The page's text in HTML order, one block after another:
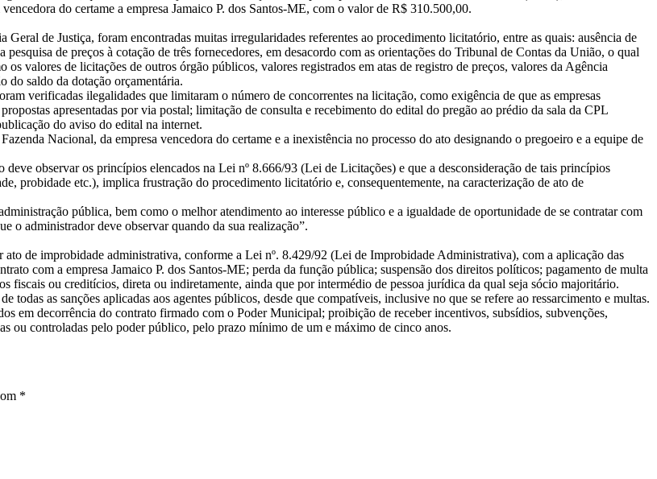
do certame a empresa Jamaico P. dos Santos-ME, com o valor de R$ 310.500,00.
de Justiça, foram encontradas muitas irregularidades referentes ao procedimento licitatório, entre as quais: ausência de
de preços à cotação de três fornecedores, em desacordo com as orientações do Tribunal de Contas da União, o qual
os valores de licitações de outros órgão públicos, valores registrados em atas de registro de preços, valores da Agência
do saldo da dotação orçamentária.
verificadas ilegalidades que limitaram o número de concorrentes na licitação, como exigência de que as empresas
apresentadas por via postal; limitação de consulta e recebimento do edital do pregão ao prédio da sala da CPL
do aviso do edital na internet.
Nacional, da empresa vencedora do certame e a inexistência no processo do ato designando o pregoeiro e a equipe de
observar os princípios elencados na Lei nº 8.666/93 (Lei de Licitações) e que a desconsideração de tais princípios
probidade etc.), implica frustração do procedimento licitatório e, consequentemente, na caracterização de ato de
pública, bem como o melhor atendimento ao interesse público e a igualdade de oportunidade de se contratar com
o administrador deve observar quando da sua realização”.
de improbidade administrativa, conforme a Lei nº. 8.429/92 (Lei de Improbidade Administrativa), com a aplicação das
com a empresa Jamaico P. dos Santos-ME; perda da função pública; suspensão dos direitos políticos; pagamento de multa
ou creditícios, direta ou indiretamente, ainda que por intermédio de pessoa jurídica da qual seja sócio majoritário.
as sanções aplicadas aos agentes públicos, desde que compatíveis, inclusive no que se refere ao ressarcimento e multas.
em decorrência do contrato firmado com o Poder Municipal; proibição de receber incentivos, subsídios, subvenções,
ou controladas pelo poder público, pelo prazo mínimo de um e máximo de cinco anos.
*